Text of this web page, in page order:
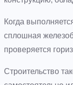
Когда
сплошная
проверяется
Строительство